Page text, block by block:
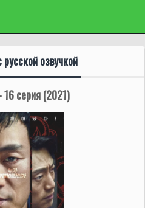
озвучкой
серия (2021)